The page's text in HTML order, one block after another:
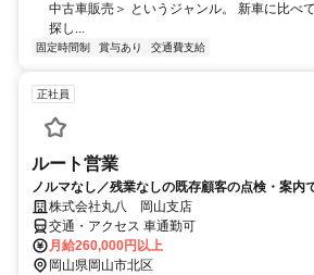
中古車販売＞ というジャンル。 新車に比べ
探し...
固定時間制 賞与あり 交通費支給
正社員
ルート営業
ノルマなし／残業なしの既存顧客の点検・案内
株式会社丸八 岡山支店
交通・アクセス 車通勤可
月給260,000円以上
岡山県岡山市北区